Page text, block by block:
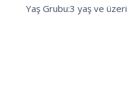
Yaş Grubu:3 yaş ve üzeri